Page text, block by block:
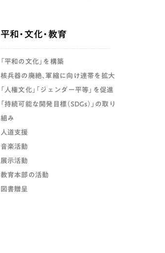
平和・文化・教育
「平和の文化」を構築
核兵器の廃絶、軍縮に向け連帯を拡大
「人権文化」「ジェンダー平等」を促進
「持続可能な開発目標（SDGs）」の取り
組み
人道支援
音楽活動
展示活動
教育本部の活動
図書贈呈